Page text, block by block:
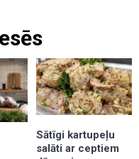
Sātīgi kartupeļu
salāti ar ceptiem